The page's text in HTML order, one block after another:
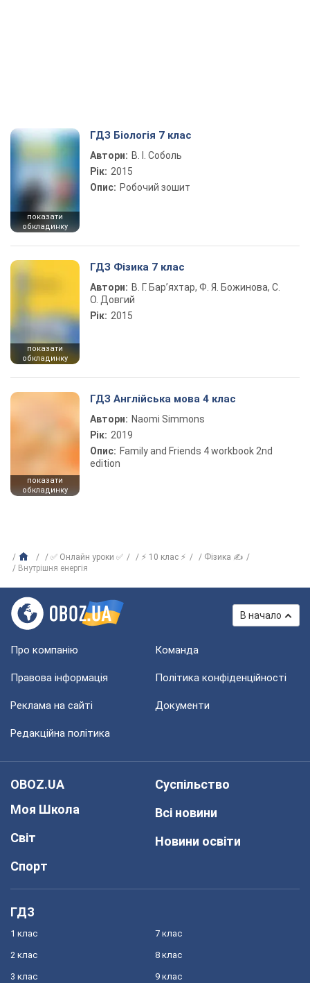
показати
обкладинку
ГДЗ Біологія 7 клас
Автори: В. І. Соболь
Рік: 2015
Опис: Робочий зошит
показати
обкладинку
ГДЗ Фізика 7 клас
Автори: В. Г. Бар’яхтар, Ф. Я. Божинова, С.
О. Довгий
Рік: 2015
показати
обкладинку
ГДЗ Англійська мова 4 клас
Автори: Naomi Simmons
Рік: 2019
Опис: Family and Friends 4 workbook 2nd
edition
✅ Онлайн уроки ✅ ⚡ 10 клас ⚡
Фізика ✍
Внутрішня енергія
В начало
Про компанію Команда
Правова інформація Політика конфіденційності
Реклама на сайті Документи
Редакційна політика
OBOZ.UA
Моя Школа
Світ
Спорт
Суспільство
Всі новини
Новини освіти
ГДЗ
1 клас
2 клас
3 клас
7 клас
8 клас
9 клас